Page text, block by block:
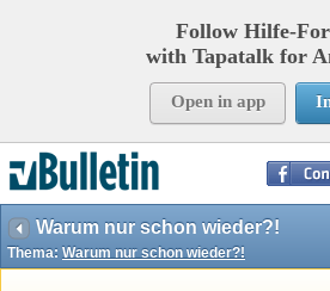
Follow Hilfe-
with Tapatalk for
Open in app
Warum nur schon wieder?!
Thema: Warum nur schon wieder?!
Page Time:0,21820
Templates:37